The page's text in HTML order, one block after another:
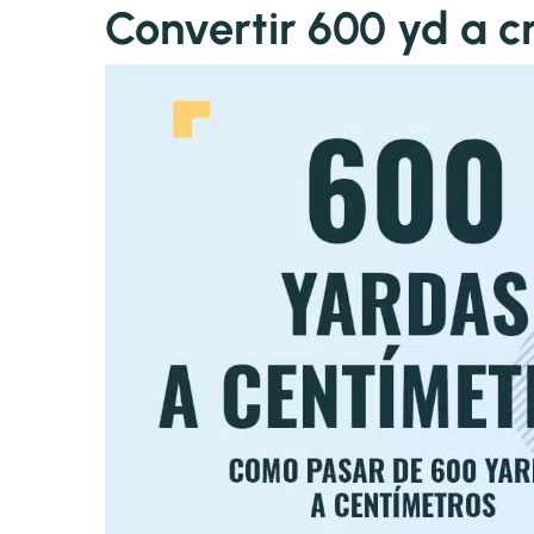
Convertir 600 yd a